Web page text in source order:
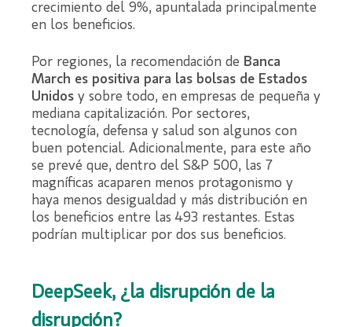
crecimiento del 9%, apuntalada principalmente
en los beneficios.
Por regiones, la recomendación de Banca
March es positiva para las bolsas de Estados
Unidos y sobre todo, en empresas de pequeña y
mediana capitalización. Por sectores,
tecnología, defensa y salud son algunos con
buen potencial. Adicionalmente, para este año
se prevé que, dentro del S&P 500, las 7
magníficas acaparen menos protagonismo y
haya menos desigualdad y más distribución en
los beneficios entre las 493 restantes. Estas
podrían multiplicar por dos sus beneficios.
DeepSeek, ¿la disrupción de la
disrupción?